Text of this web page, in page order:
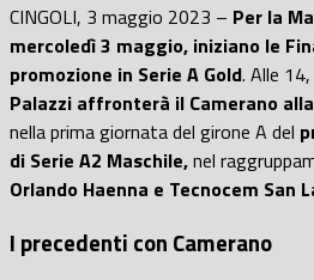
CINGOLI, 3 maggio 2023 – Per la
mercoledì 3 maggio, iniziano le
promozione in Serie A Gold. Alle
Palazzi affronterà il Camerano
nella prima giornata del girone A del
di Serie A2 Maschile,nel
Orlando Haenna e Tecnocem San
I precedenti con Camerano